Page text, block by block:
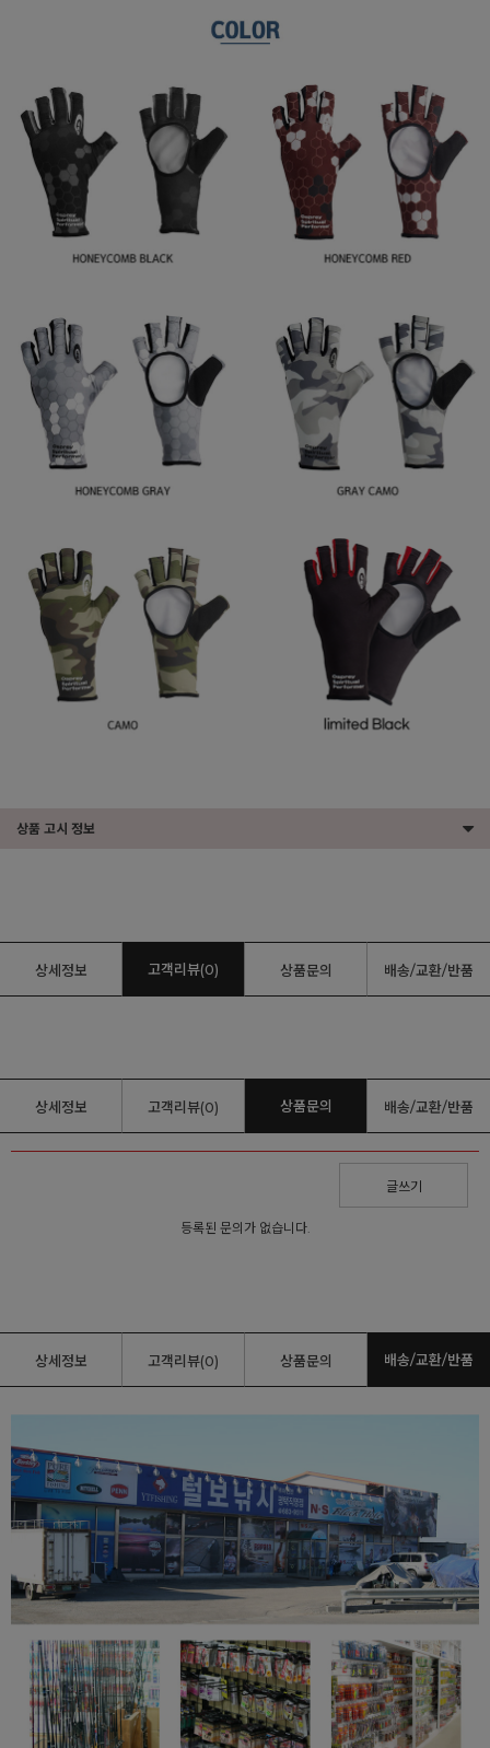
상품 고시 정보
상세정보 고객리뷰(0) 상품문의 배송/교환/반품
상세정보 고객리뷰(0) 상품문의 배송/교환/반품
글쓰기
등록된 문의가 없습니다.
상세정보 고객리뷰(0) 상품문의 배송/교환/반품